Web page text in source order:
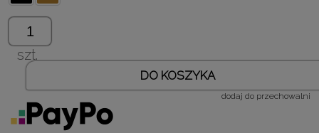
szt.
DO KOSZYKA
dodaj do przechowalni